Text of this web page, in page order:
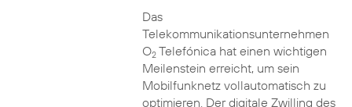
Das
Telekommunikationsunternehmen
O2Telefónica hat einen wichtigen
Meilenstein erreicht, um sein
Mobilfunknetz vollautomatisch zu
optimieren. Der digitale Zwilling des